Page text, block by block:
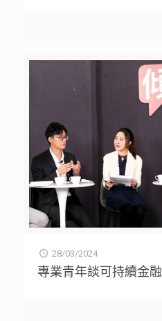
28/03/2024
專業青年談可持續金融